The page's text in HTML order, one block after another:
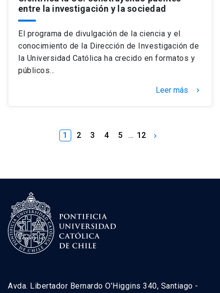
entre la investigación y la sociedad
El programa de divulgación de la ciencia y el
conocimiento de la Dirección de Investigación de
la Universidad Católica ha crecido en formatos y
públicos…
Leer más keyboard_arrow_right
1 2 3 4 5 … 12 keyboard_arrow_right
Avda. Libertador Bernardo O’Higgins 340, Santiago -